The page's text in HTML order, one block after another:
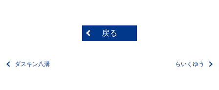
戻る
ダスキン八溝 らいくゆう